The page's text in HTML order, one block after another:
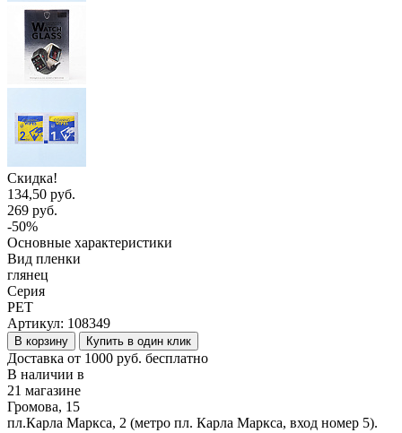
Скидка!
134,50 руб.
269 руб.
-50%
Основные характеристики
Вид пленки
глянец
Серия
PET
Артикул: 108349
В корзину Купить в один клик
Доставка от 1000 руб. бесплатно
В наличии в
21 магазине
Громова, 15
пл.Карла Маркса, 2 (метро пл. Карла Маркса, вход номер 5).